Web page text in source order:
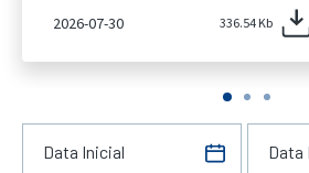
2026-07-30 336.54 Kb